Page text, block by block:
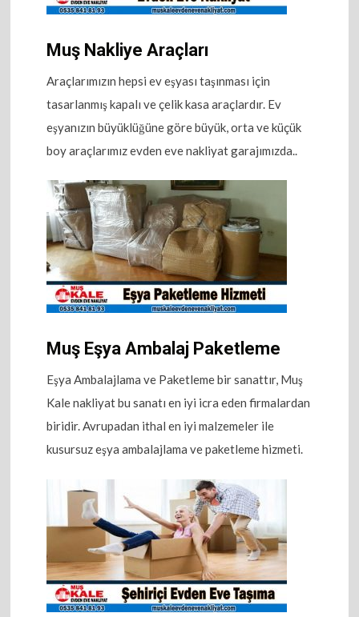
Muş Nakliye Araçları
Araçlarımızın hepsi ev eşyası taşınması için
tasarlanmış kapalı ve çelik kasa araçlardır. Ev
eşyanızın büyüklüğüne göre büyük, orta ve küçük
boy araçlarımız evden eve nakliyat garajımızda..
Muş Eşya Ambalaj Paketleme
Eşya Ambalajlama ve Paketleme bir sanattır, Muş
Kale nakliyat bu sanatı en iyi icra eden firmalardan
biridir. Avrupadan ithal en iyi malzemeler ile
kusursuz eşya ambalajlama ve paketleme hizmeti.